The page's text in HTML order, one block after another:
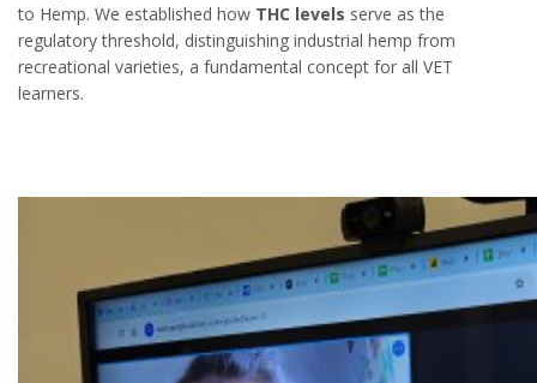
to Hemp. We established how THC levels serve as the
regulatory threshold, distinguishing industrial hemp from
recreational varieties, a fundamental concept for all VET
learners.